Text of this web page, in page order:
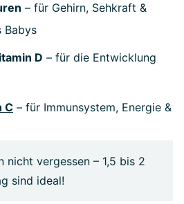
– für Gehirn, Sehkraft &
Babys
D – für die Entwicklung
C – für Immunsystem, Energie &
nicht vergessen – 1,5 bis 2
sind ideal!